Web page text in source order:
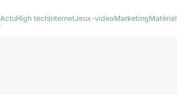
ActuHigh techInternetJeux-videoMarketingMatériel